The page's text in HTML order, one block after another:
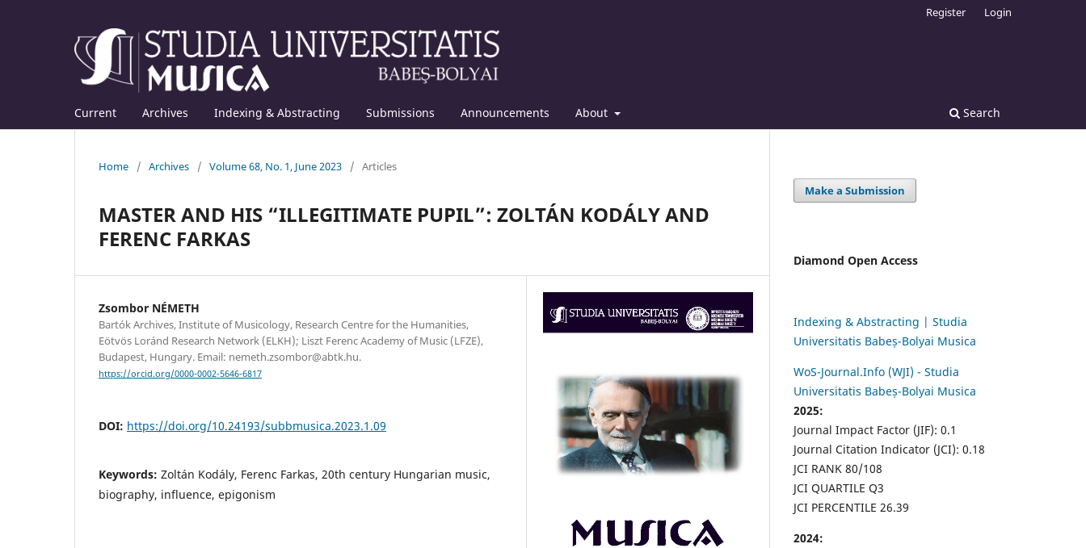
Current Archives Indexing & Abstracting Submissions Announcements About Search
Register Login
Home / Archives / Volume 68, No. 1, June 2023 / Articles
MASTER AND HIS “ILLEGITIMATE PUPIL”: ZOLTÁN KODÁLY AND
FERENC FARKAS
Zsombor NÉMETH
Bartók Archives, Institute of Musicology, Research Centre for the Humanities,
Eötvös Loránd Research Network (ELKH); Liszt Ferenc Academy of Music (LFZE),
Budapest, Hungary. Email: nemeth.zsombor@abtk.hu.
https://orcid.org/0000-0002-5646-6817
DOI: https://doi.org/10.24193/subbmusica.2023.1.09
Keywords: Zoltán Kodály, Ferenc Farkas, 20th century Hungarian music,
biography, influence, epigonism
Make a Submission
Diamond Open Access
Indexing & Abstracting | Studia
Universitatis Babeș-Bolyai Musica
WoS-Journal.Info (WJI) - Studia
Universitatis Babeș-Bolyai Musica
2025:
Journal Impact Factor (JIF): 0.1
Journal Citation Indicator (JCI): 0.18
JCI RANK 80/108
JCI QUARTILE Q3
JCI PERCENTILE 26.39
2024: